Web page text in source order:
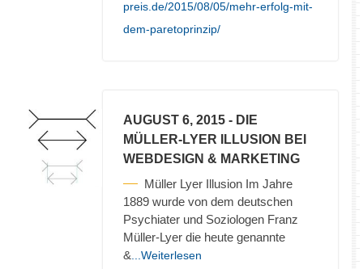
preis.de/2015/08/05/mehr-erfolg-mit-
dem-paretoprinzip/
AUGUST 6, 2015 - DIE
MÜLLER-LYER ILLUSION BEI
WEBDESIGN & MARKETING
Müller Lyer Illusion Im Jahre
1889 wurde von dem deutschen
Psychiater und Soziologen Franz
Müller-Lyer die heute genannte
& ...Weiterlesen